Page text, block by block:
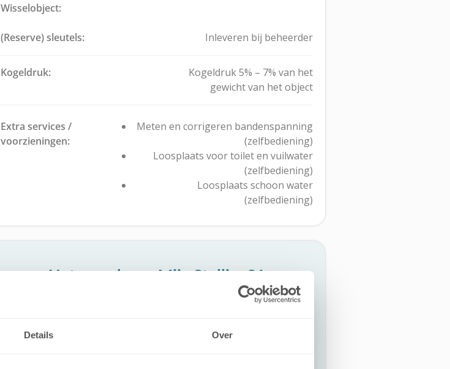
Details Over
Wisselobject:
(Reserve) sleutels: Inleveren bij beheerder
Kogeldruk:
Kogeldruk 5% – 7% van het
gewicht van het object
Extra services /
voorzieningen:
Meten en corrigeren bandenspanning
(zelfbediening)
Loosplaats voor toilet en vuilwater
(zelfbediening)
Loosplaats schoon water
(zelfbediening)
Het gemak van Mijn Stalling31